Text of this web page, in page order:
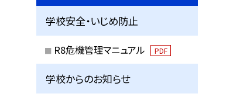
学校安全・いじめ防止
R8危機管理マニュアル PDF
学校からのお知らせ